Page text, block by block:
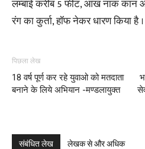
लम्बाई करीब 5 फीट, आंख नाक
रंग का कुर्ता, हॉफ नेकर धारण किया है ।
पिछला लेख
18 वर्ष पूर्ण कर रहे युवाओ को मतदाता
बनाने के लिये अभियान -मण्डलायुक्त
संबंधित लेख लेखक से और अधिक